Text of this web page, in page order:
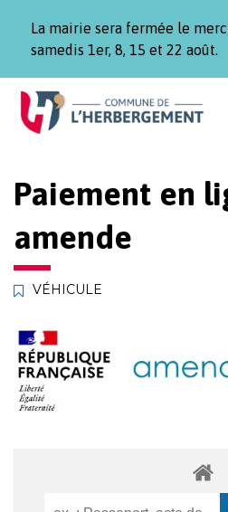
La mairie sera fermée le
samedis 1er, 8, 15 et 22 août.
Aller
Aller
contenu
Aller
pied
Paiement en
amende
VÉHICULE